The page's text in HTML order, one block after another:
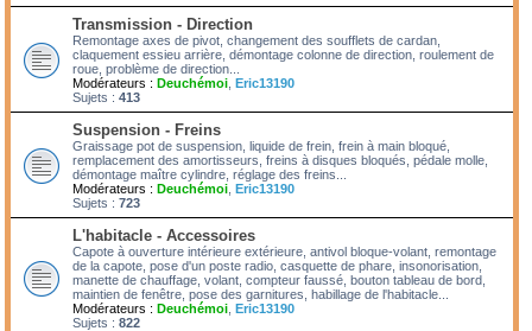
Transmission - Direction
Remontage axes de pivot, changement des soufflets de cardan,
claquement essieu arrière, démontage colonne de direction, roulement de
roue, problème de direction...
Modérateurs : Deuchémoi Eric13190
Sujets : 413
Suspension - Freins
Graissage pot de suspension, liquide de frein, frein à main bloqué,
remplacement des amortisseurs, freins à disques bloqués, pédale molle,
démontage maître cylindre, réglage des freins...
Modérateurs : Deuchémoi Eric13190
Sujets : 723
L'habitacle - Accessoires
Capote à ouverture intérieure extérieure, antivol bloque-volant, remontage
de la capote, pose d'un poste radio, casquette de phare, insonorisation,
manette de chauffage, volant, compteur faussé, bouton tableau de bord,
maintien de fenêtre, pose des garnitures, habillage de l'habitacle...
Modérateurs : Deuchémoi Eric13190
Sujets : 822